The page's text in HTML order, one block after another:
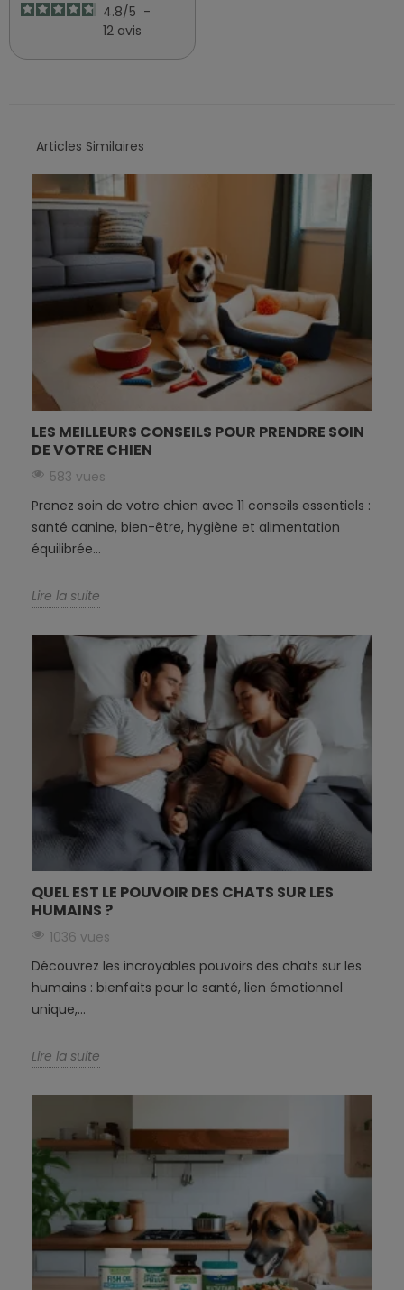
4.8/5 -
12 avis
Articles Similaires
LES MEILLEURS CONSEILS POUR PRENDRE SOIN
DE VOTRE CHIEN
583 vues
Prenez soin de votre chien avec 11 conseils essentiels :
santé canine, bien-être, hygiène et alimentation
équilibrée...
Lire la suite
QUEL EST LE POUVOIR DES CHATS SUR LES
HUMAINS ?
1036 vues
Découvrez les incroyables pouvoirs des chats sur les
humains : bienfaits pour la santé, lien émotionnel
unique,...
Lire la suite